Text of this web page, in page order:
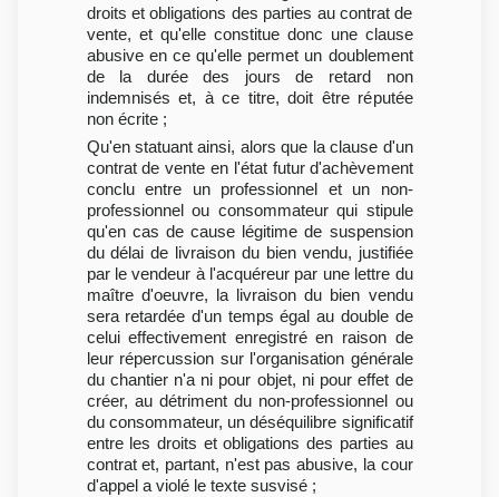
droits et obligations des parties au contrat de
vente, et qu'elle constitue donc une clause
abusive en ce qu'elle permet un doublement
de la durée des jours de retard non
indemnisés et, à ce titre, doit être réputée
non écrite ;
Qu'en statuant ainsi, alors que la clause d'un
contrat de vente en l'état futur d'achèvement
conclu entre un professionnel et un non-
professionnel ou consommateur qui stipule
qu'en cas de cause légitime de suspension
du délai de livraison du bien vendu, justifiée
par le vendeur à l'acquéreur par une lettre du
maître d'oeuvre, la livraison du bien vendu
sera retardée d'un temps égal au double de
celui effectivement enregistré en raison de
leur répercussion sur l'organisation générale
du chantier n'a ni pour objet, ni pour effet de
créer, au détriment du non-professionnel ou
du consommateur, un déséquilibre significatif
entre les droits et obligations des parties au
contrat et, partant, n'est pas abusive, la cour
d'appel a violé le texte susvisé ;